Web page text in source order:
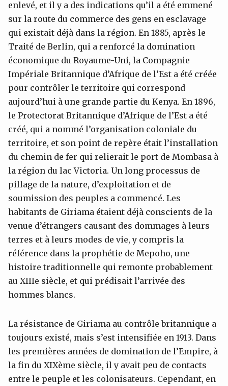
enlevé, et il y a des indications qu’il a été emmené
sur la route du commerce des gens en esclavage
qui existait déjà dans la région. En 1885, après le
Traité de Berlin, qui a renforcé la domination
économique du Royaume-Uni, la Compagnie
Impériale Britannique d’Afrique de l’Est a été créée
pour contrôler le territoire qui correspond
aujourd’hui à une grande partie du Kenya. En 1896,
le Protectorat Britannique d’Afrique de l’Est a été
créé, qui a nommé l’organisation coloniale du
territoire, et son point de repère était l’installation
du chemin de fer qui relierait le port de Mombasa à
la région du lac Victoria. Un long processus de
pillage de la nature, d’exploitation et de
soumission des peuples a commencé. Les
habitants de Giriama étaient déjà conscients de la
venue d’étrangers causant des dommages à leurs
terres et à leurs modes de vie, y compris la
référence dans la prophétie de Mepoho, une
histoire traditionnelle qui remonte probablement
au XIIIe siècle, et qui prédisait l’arrivée des
hommes blancs.
La résistance de Giriama au contrôle britannique a
toujours existé, mais s’est intensifiée en 1913. Dans
les premières années de domination de l’Empire, à
la fin du XIXème siècle, il y avait peu de contacts
entre le peuple et les colonisateurs. Cependant, en